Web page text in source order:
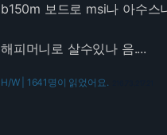
b150m 보드로 msi나 아수스
해피머니로 살수있나 음....
H/W | 1641명이 읽었어요.